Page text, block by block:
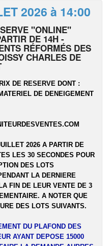
2026 à 14:00
"ONLINE"
DE 14H -
RÉFORMÉS DES
CHARLES DE
DE RESERVE DONT :
DE DENEIGEMENT
2026 A PARTIR DE
LES 30 SECONDES POUR
DES LOTS
LA DERNIERE
FIN DE LEUR VENTE DE 3
A NOTER QUE
DES LOTS SUIVANTS.
DU PLAFOND DES
AYANT DEPOSE 15000